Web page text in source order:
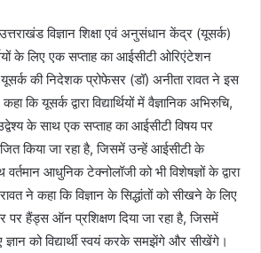
विज्ञान शिक्षा एवं अनुसंधान केंद्र (यूसर्क)
के लिए एक सप्ताह का आईसीटी ओरिएंटेशन
यूसर्क की निदेशक प्रोफेसर (डॉ) अनीता रावत ने इस
यूसर्क द्वारा विद्यार्थियों में वैज्ञानिक अभिरुचि,
के साथ एक सप्ताह का आईसीटी विषय पर
किया जा रहा है, जिसमें उन्हें आईसीटी के
आधुनिक टेक्नोलॉजी को भी विशेषज्ञों के द्वारा
ने कहा कि विज्ञान के सिद्धांतों को सीखने के लिए
हैंड्स ऑन प्रशिक्षण दिया जा रहा है, जिसमें
ज्ञान को विद्यार्थी स्वयं करके समझेंगे और सीखेंगे।